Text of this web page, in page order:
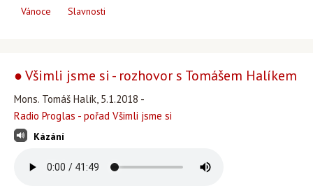
Vánoce Slavnosti
● Všimli jsme si - rozhovor s Tomášem Halíkem
Mons. Tomáš Halík, 5.1.2018 -
Radio Proglas - pořad Všimli jsme si
Kázání